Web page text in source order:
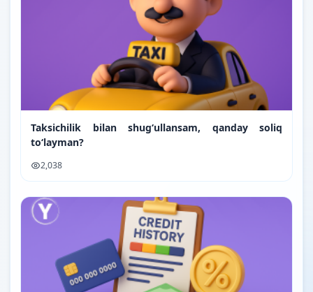
Taksichilik bilan shugʻullansam, qanday soliq
toʻlayman?
2,038